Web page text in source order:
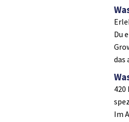
Du
das
420
Im